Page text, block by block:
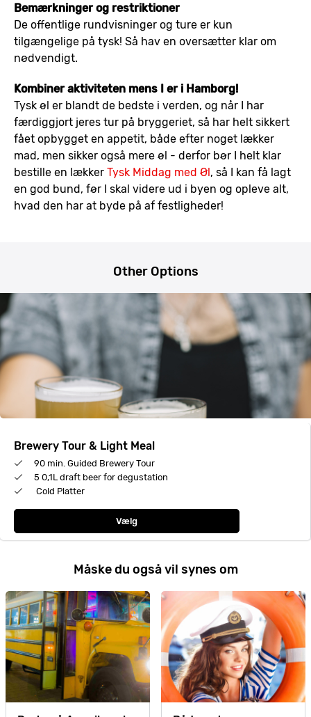
Bemærkninger og restriktioner
De offentlige rundvisninger og ture er kun
tilgængelige på tysk! Så hav en oversætter klar om
nødvendigt.
Kombiner aktiviteten mens I er i Hamborg!
Tysk øl er blandt de bedste i verden, og når I har
færdiggjort jeres tur på bryggeriet, så har helt sikkert
fået opbygget en appetit, både efter noget lækker
mad, men sikker også mere øl - derfor bør I helt klar
bestille en lækker Tysk Middag med Øl, så I kan få lagt
en god bund, før I skal videre ud i byen og opleve alt,
hvad den har at byde på af festligheder!
Other Options
Brewery Tour & Light Meal
90 min. Guided Brewery Tour
5 0,1L draft beer for degustation
Cold Platter
Vælg
Måske du også vil synes om